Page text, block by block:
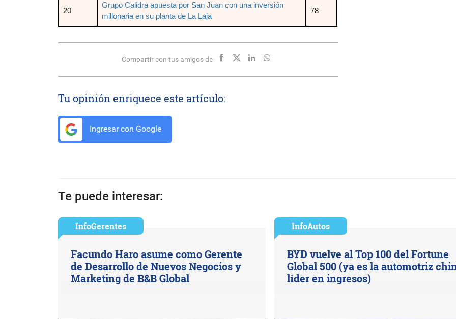
20
Grupo Calidra apuesta por San Juan con una inversión
millonaria en su planta de La Laja
78
Compartir con tus amigos de
Tu opinión enriquece este artículo:
Ingresar con Google
Te puede interesar:
InfoGerentes
Facundo Haro asume como Gerente
de Desarrollo de Nuevos Negocios y
Marketing de B&B Global
InfoAutos
BYD vuelve al Top 100 del Fortune
Global 500 (ya es la automotriz
líder en ingresos)